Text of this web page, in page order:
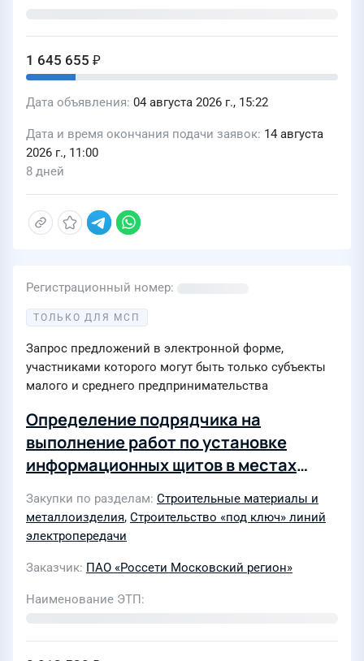
1 645 655 ₽
Дата объявления 04 августа 2026 г., 15:22
Дата и время окончания подачи заявок 14 августа
2026 г., 11:00
8 дней
Регистрационный номер
ТОЛЬКО ДЛЯ МСП
Запрос предложений в электронной форме,
участниками которого могут быть только субъекты
малого и среднего предпринимательства
Определение подрядчика на
выполнение работ по установке
информационных щитов в местах
Московских высоковольтных сетей -
филиала ПАО «Россети Московский
Закупки по разделам Строительные материалы и
металлоизделия, Строительство «под ключ» линий
электропередачи
Заказчик ПАО «Россети Московский регион»
Наименование ЭТП